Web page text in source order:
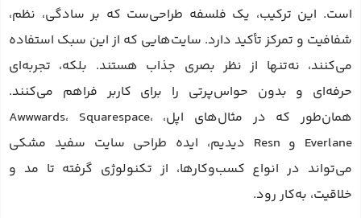
است. این ترکیب، یک فلسفه طراحی‌ست که بر سادگی، نظم،
شفافیت و تمرکز تأکید دارد. سایت‌هایی که از این سبک استفاده
می‌کنند، نه‌تنها از نظر بصری جذاب هستند. بلکه، تجربه‌ای
حرفه‌ای و بدون حواس‌پرتی را برای کاربر فراهم می‌کنند.
همان‌طور که در مثال‌های اپل، Awwwards، Squarespace،
Everlane و Resn دیدیم، ایده طراحی سایت سفید مشکی
می‌تواند در انواع کسب‌وکارها، از تکنولوژی گرفته تا مد و
خلاقیت، به‌کار رود.